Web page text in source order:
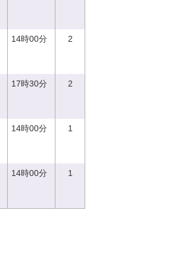
14時00分 2
17時30分 2
14時00分 1
14時00分 1